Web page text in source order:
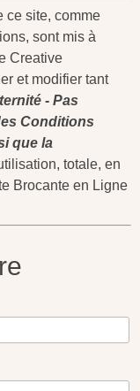
ce site, comme
sont mis à
Creative
et modifier tant
- Pas
Conditions
que la
totale, en
Brocante en Ligne